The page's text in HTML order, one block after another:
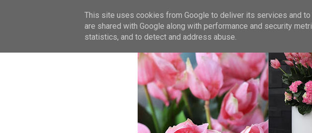
This site uses cookies from Google to deliver its services and
are shared with Google along with performance and security
statistics, and to detect and address abuse.